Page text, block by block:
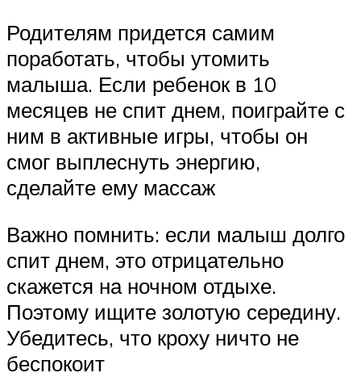
Родителям придется самим
поработать, чтобы утомить
малыша. Если ребенок в 10
месяцев не спит днем, поиграйте с
ним в активные игры, чтобы он
смог выплеснуть энергию,
сделайте ему массаж
Важно помнить: если малыш долго
спит днем, это отрицательно
скажется на ночном отдыхе.
Поэтому ищите золотую середину.
Убедитесь, что кроху ничто не
беспокоит